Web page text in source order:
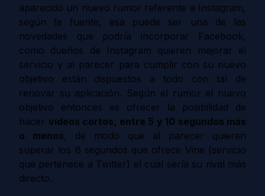
aparecido un nuevo rumor referente a Instagram,
según la fuente, esa puede ser una de las
novedades que podría incorporar Facebook,
como dueños de Instagram quieren mejorar el
servicio y al parecer para cumplir con su nuevo
objetivo están dispuestos a todo con tal de
renovar su aplicación. Según el rumor el nuevo
objetivo entonces es ofrecer la posibilidad de
hacer vídeos cortos, entre 5 y 10 segundos más
o menos, de modo que al parecer quieren
superar los 6 segundos que ofrece Vine (servicio
que pertenece a Twitter) el cual sería su rival más
directo.